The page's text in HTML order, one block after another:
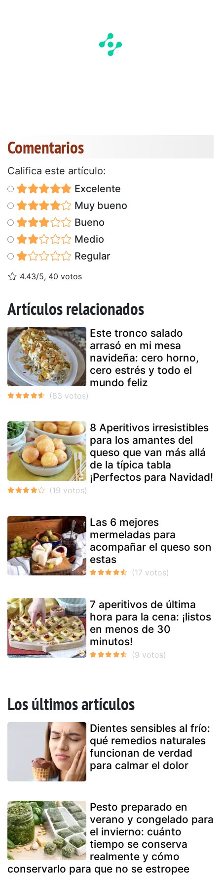
Comentarios
Califica este artículo:
Excelente
Muy bueno
Bueno
Medio
Regular
4.43/5, 40 votos
Artículos relacionados
Este tronco salado
arrasó en mi mesa
navideña: cero horno,
cero estrés y todo el
mundo feliz
8 Aperitivos irresistibles
para los amantes del
queso que van más allá
de la típica tabla
¡Perfectos para Navidad!
Las 6 mejores
mermeladas para
acompañar el queso son
estas
7 aperitivos de última
hora para la cena: ¡listos
en menos de 30
minutos!
Los últimos artículos
Dientes sensibles al frío:
qué remedios naturales
funcionan de verdad
para calmar el dolor
Pesto preparado en
verano y congelado para
el invierno: cuánto
tiempo se conserva
realmente y cómo
conservarlo para que no se estropee